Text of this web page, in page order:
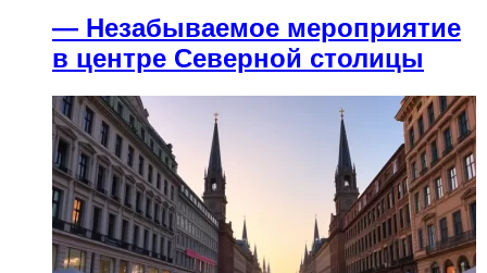
— Незабываемое мероприятие
в центре Северной столицы